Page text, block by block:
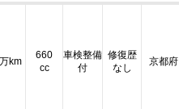
km
660
cc
車検整備
付
修復歴
なし
京都府